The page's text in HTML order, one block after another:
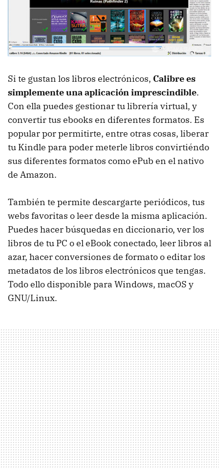
Si te gustan los libros electrónicos, Calibre es
simplemente una aplicación imprescindible.
Con ella puedes gestionar tu librería virtual, y
convertir tus ebooks en diferentes formatos. Es
popular por permitirte, entre otras cosas, liberar
tu Kindle para poder meterle libros convirtiéndo
sus diferentes formatos como ePub en el nativo
de Amazon.
También te permite descargarte periódicos, tus
webs favoritas o leer desde la misma aplicación.
Puedes hacer búsquedas en diccionario, ver los
libros de tu PC o el eBook conectado, leer libros al
azar, hacer conversiones de formato o editar los
metadatos de los libros electrónicos que tengas.
Todo ello disponible para Windows, macOS y
GNU/Linux.